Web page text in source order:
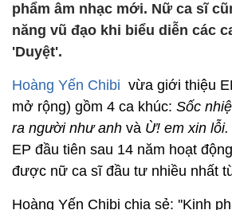
phẩm âm nhạc mới. Nữ ca sĩ
năng vũ đạo khi biểu diễn các
'Duyệt'.
Hoàng Yến Chibi vừa giới thiệu
mở rộng) gồm 4 ca khúc: Sốc
ra người như anh và Ừ! em xin lỗi.
EP đầu tiên sau 14 năm hoạt
được nữ ca sĩ đầu tư nhiều nhất
Hoàng Yến Chibi chia sẻ: ''Kinh